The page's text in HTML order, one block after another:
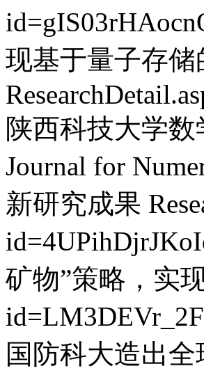
现基于量子存
陕西科技大学
Journal for
新研究成果
矿物”策略，实
国防科大造出